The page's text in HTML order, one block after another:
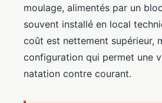
moulage, alimentés par un
souvent installé en local
coût est nettement supérieur,
configuration qui permet une
natation contre courant.